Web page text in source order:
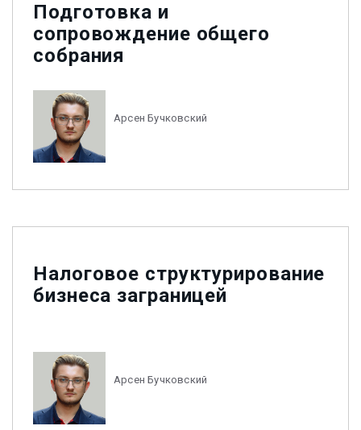
Подготовка и
сопровождение общего
собрания
Арсен Бучковский
Налоговое структурирование
бизнеса заграницей
Арсен Бучковский